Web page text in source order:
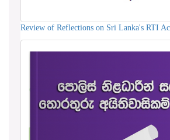
Review of Reflections on Sri Lanka's RTI